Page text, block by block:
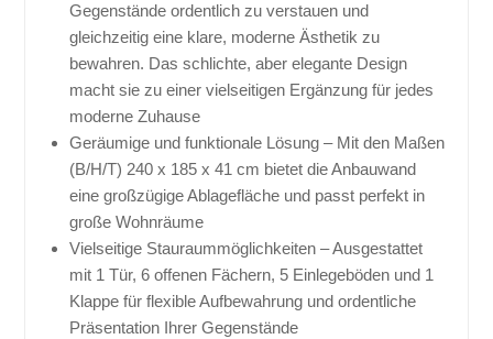
Gegenstände ordentlich zu verstauen und
gleichzeitig eine klare, moderne Ästhetik zu
bewahren. Das schlichte, aber elegante Design
macht sie zu einer vielseitigen Ergänzung für jedes
moderne Zuhause
Geräumige und funktionale Lösung – Mit den Maßen
(B/H/T) 240 x 185 x 41 cm bietet die Anbauwand
eine großzügige Ablagefläche und passt perfekt in
große Wohnräume
Vielseitige Stauraummöglichkeiten – Ausgestattet
mit 1 Tür, 6 offenen Fächern, 5 Einlegeböden und 1
Klappe für flexible Aufbewahrung und ordentliche
Präsentation Ihrer Gegenstände